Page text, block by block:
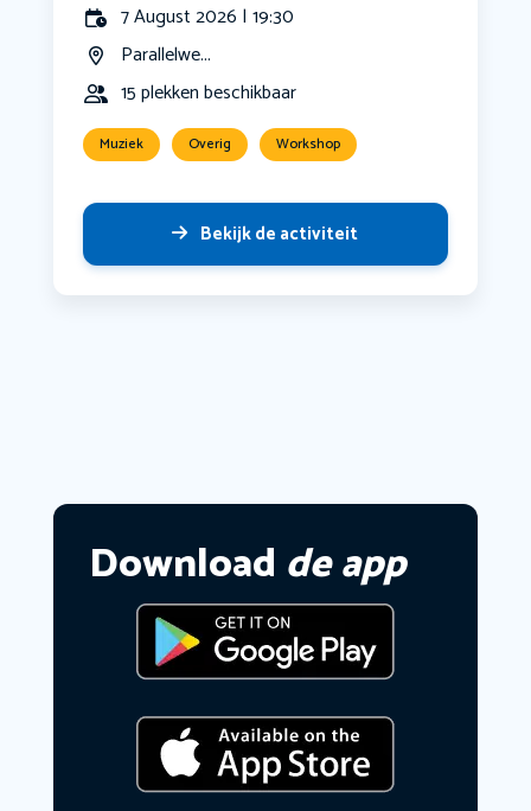
7 August 2026 | 19:30
Parallelwe...
15 plekken beschikbaar
Muziek Overig Workshop
Bekijk de activiteit
Download de app